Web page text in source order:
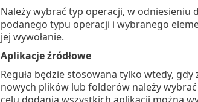
Należy wybrać typ operacji, w odniesieniu
podanego typu operacji i wybranego
jej wywołanie.
Aplikacje źródłowe
Reguła będzie stosowana tylko wtedy,
nowych plików lub folderów należy